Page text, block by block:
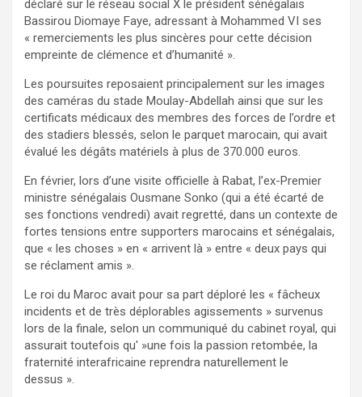
déclaré sur le réseau social X le président sénégalais
Bassirou Diomaye Faye, adressant à Mohammed VI ses
« remerciements les plus sincères pour cette décision
empreinte de clémence et d’humanité ».
Les poursuites reposaient principalement sur les images
des caméras du stade Moulay-Abdellah ainsi que sur les
certificats médicaux des membres des forces de l’ordre et
des stadiers blessés, selon le parquet marocain, qui avait
évalué les dégâts matériels à plus de 370.000 euros.
En février, lors d’une visite officielle à Rabat, l’ex-Premier
ministre sénégalais Ousmane Sonko (qui a été écarté de
ses fonctions vendredi) avait regretté, dans un contexte de
fortes tensions entre supporters marocains et sénégalais,
que « les choses » en « arrivent là » entre « deux pays qui
se réclament amis ».
Le roi du Maroc avait pour sa part déploré les « fâcheux
incidents et de très déplorables agissements » survenus
lors de la finale, selon un communiqué du cabinet royal, qui
assurait toutefois qu' »une fois la passion retombée, la
fraternité interafricaine reprendra naturellement le
dessus ».